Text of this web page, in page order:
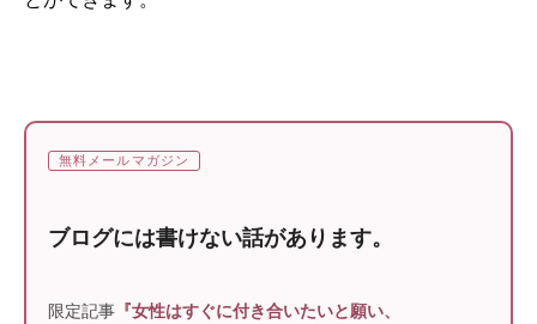
無料メールマガジン
ブログには書けない話があります。
限定記事 『女性はすぐに付き合いたいと願い、